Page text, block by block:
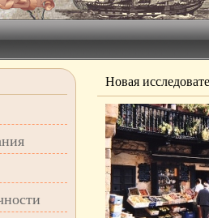
Новая